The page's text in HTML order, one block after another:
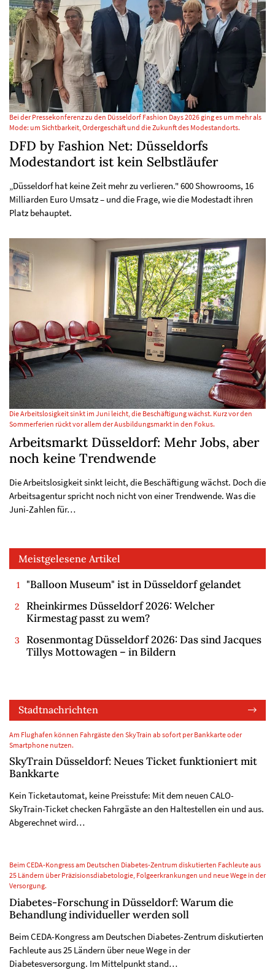
Bei der Pressekonferenz zu den Düsseldorf Fashion Days 2026 ging es um mehr als
Mode: um Sichtbarkeit, Ordergeschäft und die Zukunft des Modestandorts.
DFD by Fashion Net: Düsseldorfs
Modestandort ist kein Selbstläufer
„Düsseldorf hat keine Zeit mehr zu verlieren." 600 Showrooms, 16
Milliarden Euro Umsatz – und die Frage, wie die Modestadt ihren
Platz behauptet.
Die Arbeitslosigkeit sinkt im Juni leicht, die Beschäftigung wächst. Kurz vor den
Sommerferien rückt vor allem der Ausbildungsmarkt in den Fokus.
Arbeitsmarkt Düsseldorf: Mehr Jobs, aber
noch keine Trendwende
Die Arbeitslosigkeit sinkt leicht, die Beschäftigung wächst. Doch die
Arbeitsagentur spricht noch nicht von einer Trendwende. Was die
Juni-Zahlen für…
Meistgelesene Artikel
"Balloon Museum" ist in Düsseldorf gelandet
Rheinkirmes Düsseldorf 2026: Welcher
Kirmestag passt zu wem?
Rosenmontag Düsseldorf 2026: Das sind Jacques
Tillys Mottowagen – in Bildern
Stadtnachrichten
Am Flughafen können Fahrgäste den SkyTrain ab sofort per Bankkarte oder
Smartphone nutzen.
SkyTrain Düsseldorf: Neues Ticket funktioniert mit
Bankkarte
Kein Ticketautomat, keine Preisstufe: Mit dem neuen CALO-
SkyTrain-Ticket checken Fahrgäste an den Haltestellen ein und aus.
Abgerechnet wird…
Beim CEDA-Kongress am Deutschen Diabetes-Zentrum diskutierten Fachleute aus
25 Ländern über Präzisionsdiabetologie, Folgeerkrankungen und neue Wege in der
Versorgung.
Diabetes-Forschung in Düsseldorf: Warum die
Behandlung individueller werden soll
Beim CEDA-Kongress am Deutschen Diabetes-Zentrum diskutierten
Fachleute aus 25 Ländern über neue Wege in der
Diabetesversorgung. Im Mittelpunkt stand…